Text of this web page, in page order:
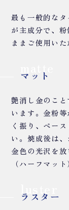
最も一般的なタ
が主成分で、
ままご使用い
マット
艶消し金のこ
います。金粉
く振り、ペー
い。焼成後は
金色の光沢を
（ハーフマッ
ラスター